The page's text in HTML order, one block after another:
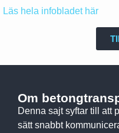
Läs hela infobladet här
Om
Denna sajt syftar till att
sätt snabbt